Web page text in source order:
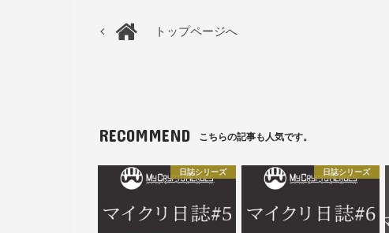
トップページへ
RECOMMEND こちらの記事も人気です。
日誌シリーズ 日誌シリーズ